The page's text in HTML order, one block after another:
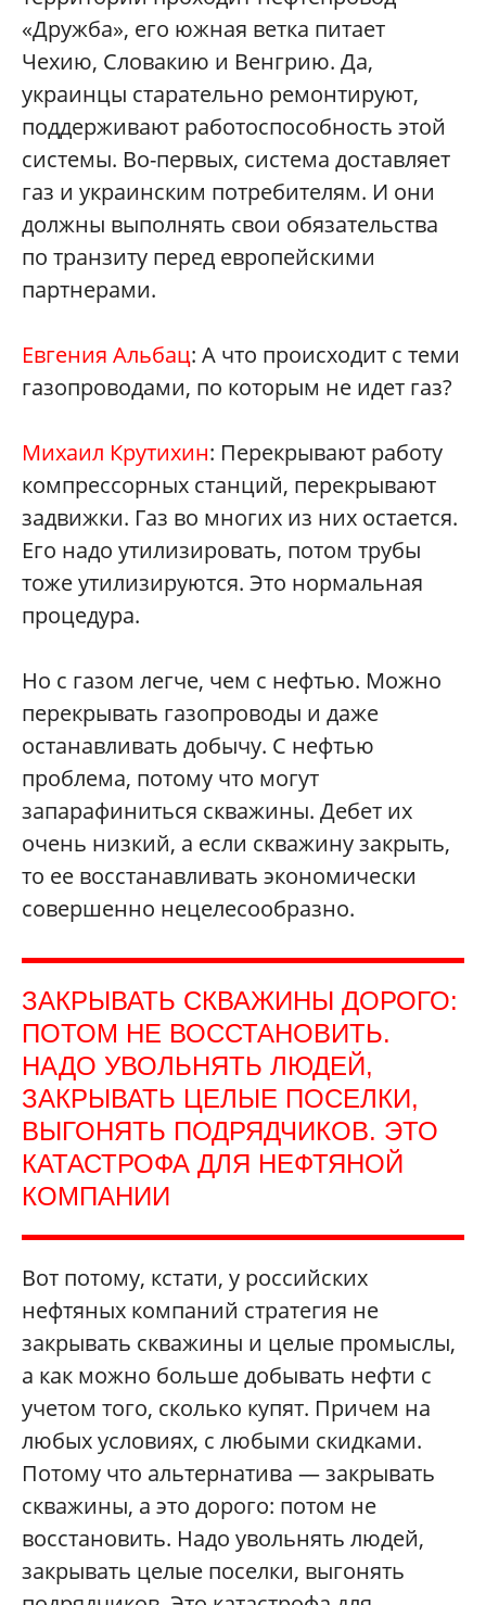
«Дружба», его южная ветка питает
Чехию, Словакию и Венгрию. Да,
украинцы старательно ремонтируют,
поддерживают работоспособность этой
системы. Во-первых, система доставляет
газ и украинским потребителям. И они
должны выполнять свои обязательства
по транзиту перед европейскими
партнерами.
Евгения Альбац: А что происходит с теми
газопроводами, по которым не идет газ?
Михаил Крутихин: Перекрывают работу
компрессорных станций, перекрывают
задвижки. Газ во многих из них остается.
Его надо утилизировать, потом трубы
тоже утилизируются. Это нормальная
процедура.
Но с газом легче, чем с нефтью. Можно
перекрывать газопроводы и даже
останавливать добычу. С нефтью
проблема, потому что могут
запарафиниться скважины. Дебет их
очень низкий, а если скважину закрыть,
то ее восстанавливать экономически
совершенно нецелесообразно.
ЗАКРЫВАТЬ СКВАЖИНЫ ДОРОГО:
ПОТОМ НЕ ВОССТАНОВИТЬ.
НАДО УВОЛЬНЯТЬ ЛЮДЕЙ,
ЗАКРЫВАТЬ ЦЕЛЫЕ ПОСЕЛКИ,
ВЫГОНЯТЬ ПОДРЯДЧИКОВ. ЭТО
КАТАСТРОФА ДЛЯ НЕФТЯНОЙ
КОМПАНИИ
Вот потому, кстати, у российских
нефтяных компаний стратегия не
закрывать скважины и целые промыслы,
а как можно больше добывать нефти с
учетом того, сколько купят. Причем на
любых условиях, с любыми скидками.
Потому что альтернатива — закрывать
скважины, а это дорого: потом не
восстановить. Надо увольнять людей,
закрывать целые поселки, выгонять